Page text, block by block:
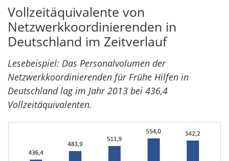
Vollzeitäquivalente von
Netzwerkkoordinierenden in
Deutschland im Zeitverlauf
Lesebeispiel: Das Personalvolumen der
Netzwerkkoordinierenden für Frühe Hilfen in
Deutschland lag im Jahr 2013 bei 436,4
Vollzeitäquivalenten.